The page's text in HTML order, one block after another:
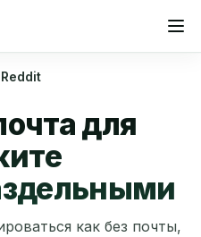
для
как без почты,